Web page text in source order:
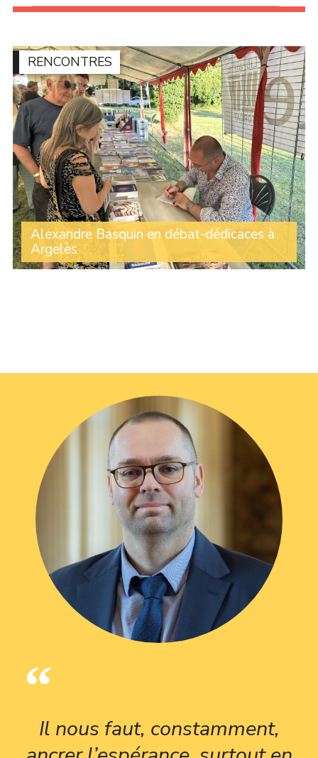
RENCONTRES
Alexandre Basquin en débat-dédicaces à
Argelès
Une centaine de personnes ont assisté à l’intervention
Il nous faut, constamment,